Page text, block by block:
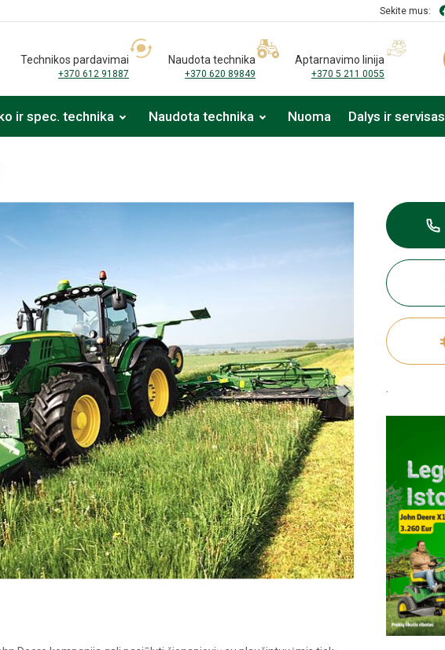
Sekite mus:
Technikos pardavimai
+370 612 91887
Naudota technika
+370 620 89849
Aptarnavimo linija
+370 5 211 0055
ir spec. technika Naudota technika Nuoma Dalys ir servisas